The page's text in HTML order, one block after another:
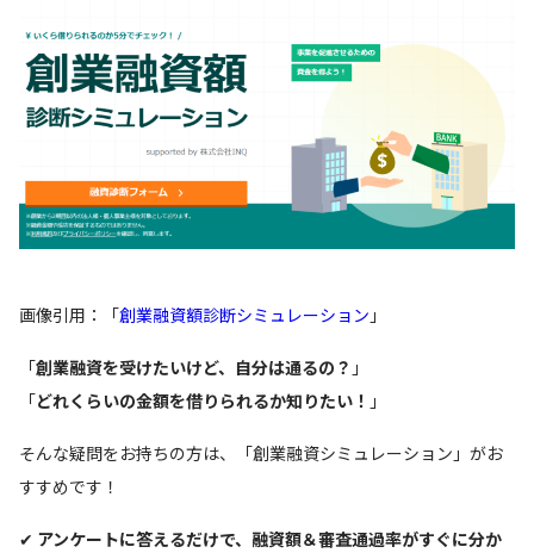
画像引用：「創業融資額診断シミュレーション 」
「創業融資を受けたいけど、自分は通るの？ 」
「どれくらいの金額を借りられるか知りたい！ 」
そんな疑問をお持ちの方は、「創業融資シミュレーション」がお
すすめです！
✔ アンケートに答えるだけで、融資額＆審査通過率がすぐに分か